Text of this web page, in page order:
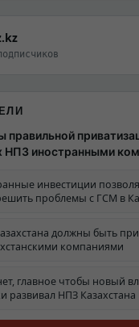
правильной
НПЗ иностранными
инвестиции
проблемы с ГСМ в
должны быть
компаниями
главное чтобы новый
развивал НПЗ Казахстана